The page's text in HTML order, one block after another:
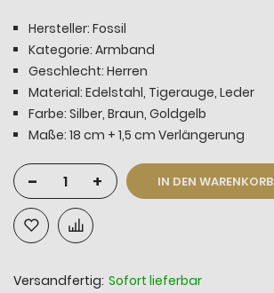
Hersteller: Fossil
Kategorie: Armband
Geschlecht: Herren
Material: Edelstahl, Tigerauge, Leder
Farbe: Silber, Braun, Goldgelb
Maße: 18 cm + 1,5 cm Verlängerung
- + IN DEN WARENKORB
Versandfertig: Sofort lieferbar